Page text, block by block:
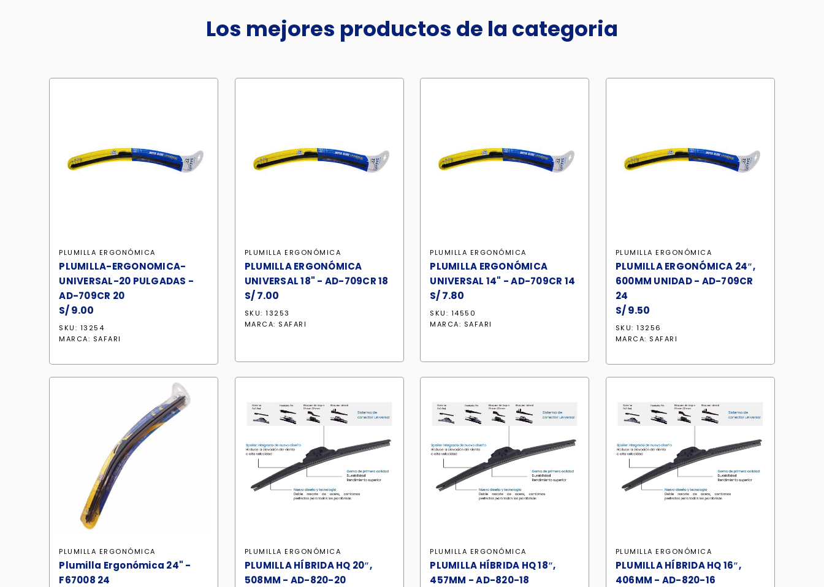
Los mejores productos de la categoria
PLUMILLA ERGONÓMICA
PLUMILLA-ERGONOMICA-
UNIVERSAL-20 PULGADAS -
AD-709CR 20
S/9.00
SKU: 13254
MARCA: SAFARI
PLUMILLA ERGONÓMICA
PLUMILLA ERGONÓMICA
UNIVERSAL 18" - AD-709CR 18
S/7.00
SKU: 13253
MARCA: SAFARI
PLUMILLA ERGONÓMICA
PLUMILLA ERGONÓMICA
UNIVERSAL 14" - AD-709CR 14
S/7.80
SKU: 14550
MARCA: SAFARI
PLUMILLA ERGONÓMICA
PLUMILLA ERGONÓMICA 24″,
600MM UNIDAD - AD-709CR
24
S/9.50
SKU: 13256
MARCA: SAFARI
PLUMILLA ERGONÓMICA
Plumilla Ergonómica 24" -
F67008 24
PLUMILLA ERGONÓMICA
PLUMILLA HÍBRIDA HQ 20″,
508MM - AD-820-20
PLUMILLA ERGONÓMICA
PLUMILLA HÍBRIDA HQ 18″,
457MM - AD-820-18
PLUMILLA ERGONÓMICA
PLUMILLA HÍBRIDA HQ 16″,
406MM - AD-820-16